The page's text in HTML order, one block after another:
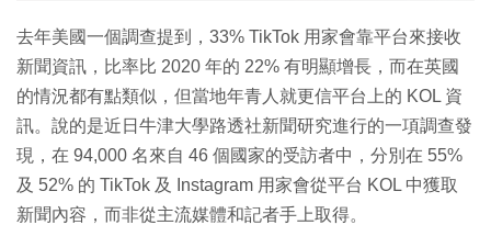
去年美國一個調查提到，33% TikTok 用家會靠平台來接收
新聞資訊，比率比 2020 年的 22% 有明顯增長，而在英國
的情況都有點類似，但當地年青人就更信平台上的 KOL 資
訊。說的是近日牛津大學路透社新聞研究進行的一項調查發
現，在 94,000 名來自 46 個國家的受訪者中，分別在 55%
及 52% 的 TikTok 及 Instagram 用家會從平台 KOL 中獲取
新聞內容，而非從主流媒體和記者手上取得。